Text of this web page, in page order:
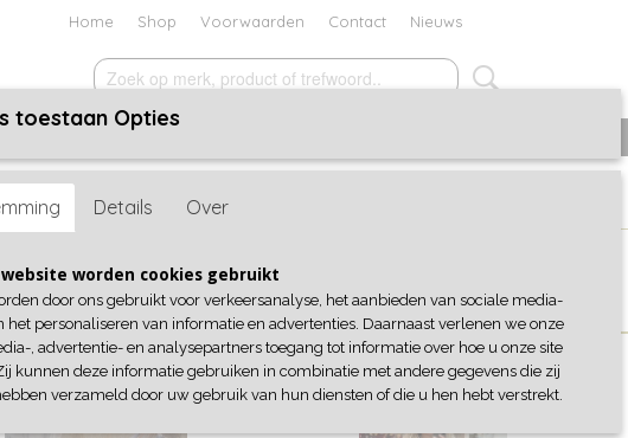
Home Shop Voorwaarden Contact Nieuws
op:
toestaan Opties
Details Over
website worden cookies gebruikt
door ons gebruikt voor verkeersanalyse, het aanbieden van sociale media-
het personaliseren van informatie en advertenties. Daarnaast verlenen we onze
, advertentie- en analysepartners toegang tot informatie over hoe u onze site
kunnen deze informatie gebruiken in combinatie met andere gegevens die zij
verzameld door uw gebruik van hun diensten of die u hen hebt verstrekt.